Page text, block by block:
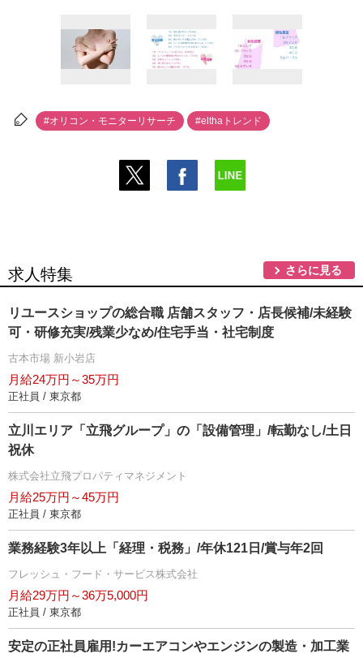
#オリコン・モニターリサーチ #elthaトレンド
求人特集 さらに見る
リユースショップの総合職 店舗スタッフ・店長候補/未経験
可・研修充実/残業少なめ/住宅手当・社宅制度
古本市場 新小岩店
月給24万円～35万円
正社員 / 東京都
立川エリア「立飛グループ」の「設備管理」/転勤なし/土日
祝休
株式会社立飛プロパティマネジメント
月給25万円～45万円
正社員 / 東京都
業務経験3年以上「経理・税務」/年休121日/賞与年2回
フレッシュ・フード・サービス株式会社
月給29万円～36万5,000円
正社員 / 東京都
安定の正社員雇用!カーエアコンやエンジンの製造・加工業